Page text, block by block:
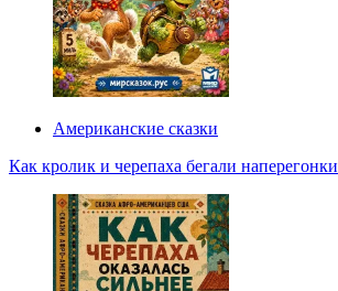
Американские сказки
Как кролик и черепаха бегали наперегонки